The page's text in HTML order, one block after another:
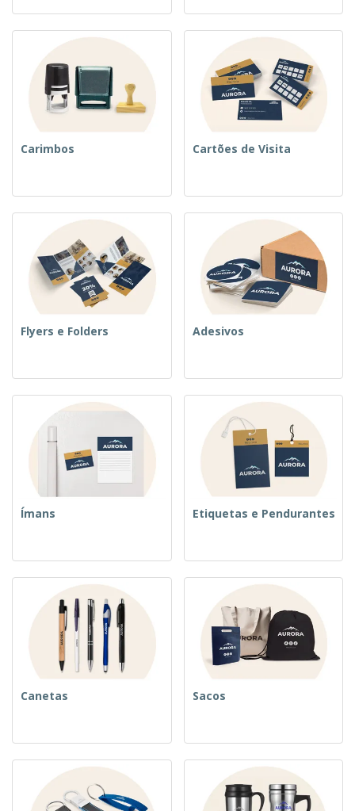
Carimbos Cartões de Visita
Flyers e Folders Adesivos
Ímans Etiquetas e Pendurantes
Canetas Sacos